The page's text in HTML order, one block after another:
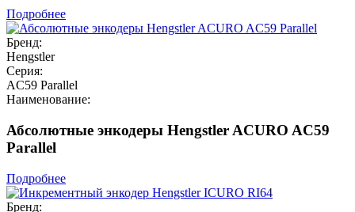
Подробнее
Бренд:
Hengstler
Серия:
AC59 Parallel
Наименование:
Абсолютные энкодеры Hengstler ACURO AC59
Parallel
Подробнее
Бренд: